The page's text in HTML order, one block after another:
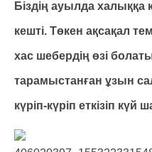
Біздің ауылда халыққа
кешті. Төкен ақсақал
хас шебердің өзі
тарамыстанған ұзын
күріп-күріп еткізіп